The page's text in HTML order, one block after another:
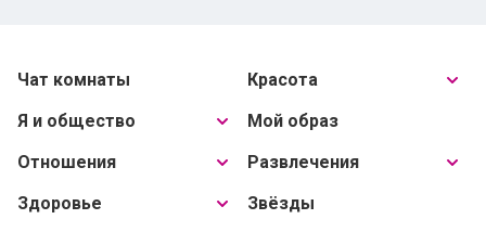
Чат комнаты
Я и общество
Отношения
Здоровье
Красота
Мой образ
Развлечения
Звёзды